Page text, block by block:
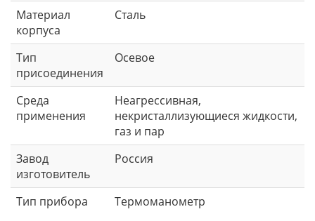
Материал
корпуса
Сталь
Тип
присоединения
Осевое
Среда
применения
Неагрессивная,
некристаллизующиеся жидкости,
газ и пар
Завод
изготовитель
Россия
Тип прибора Термоманометр